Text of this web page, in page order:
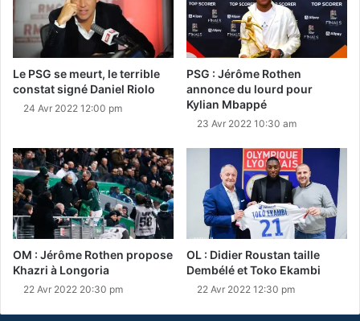
Le PSG se meurt, le terrible
constat signé Daniel Riolo
24 Avr 2022 12:00 pm
PSG : Jérôme Rothen
annonce du lourd pour
Kylian Mbappé
23 Avr 2022 10:30 am
OM : Jérôme Rothen propose
Khazri à Longoria
22 Avr 2022 20:30 pm
OL : Didier Roustan taille
Dembélé et Toko Ekambi
22 Avr 2022 12:30 pm